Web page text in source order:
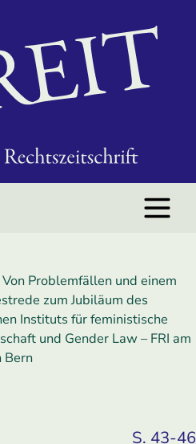
Von Problemfällen und einem
zum Jubiläum des
Instituts für feministische
und Gender Law – FRI am
Bern
S. 43-46